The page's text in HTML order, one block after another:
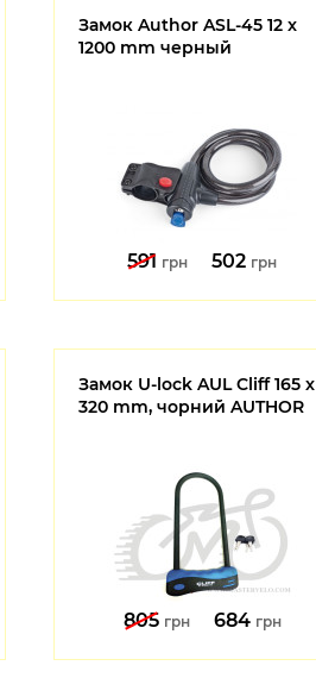
Замок Author ASL-45 12 x
1200 mm черный
591 грн 502 грн
Замок U-lock AUL Cliff 165 x
320 mm, чорний AUTHOR
805 грн 684 грн